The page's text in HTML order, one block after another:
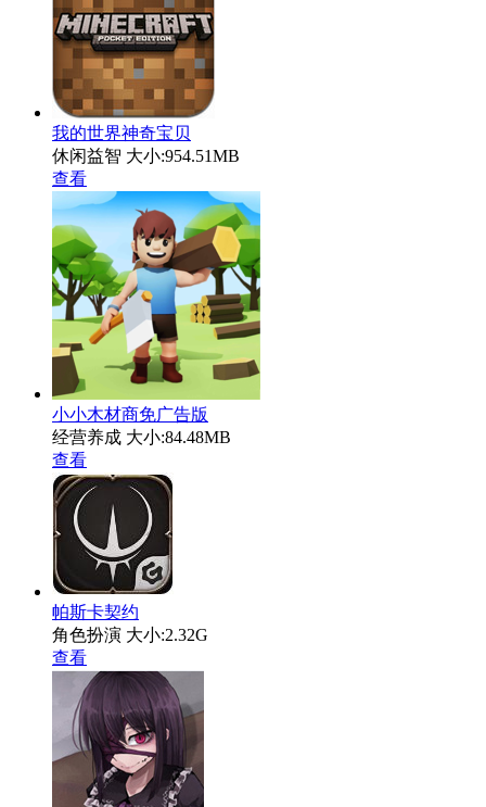
我的世界神奇宝贝
休闲益智 大小:954.51MB
查看
小小木材商免广告版
经营养成 大小:84.48MB
查看
帕斯卡契约
角色扮演 大小:2.32G
查看